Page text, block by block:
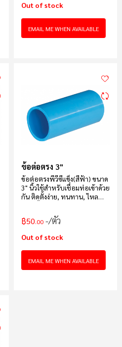
Out of stock
EMAIL ME WHEN AVAILABLE
ข้อต่อตรง 3"
ข้อต่อตรงพีวีซีแข็ง(สีฟ้า) ขนาด
3" นิ้วใช้สำหรับเชื่อมท่อเข้าด้วย
กัน ติดตั้งง่าย, ทนทาน, ไหล
฿50.00 /ตัว
Out of stock
EMAIL ME WHEN AVAILABLE